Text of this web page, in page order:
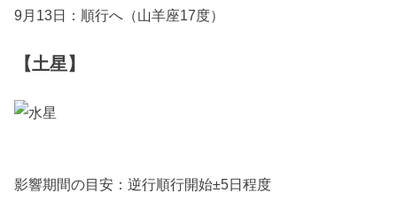
9月13日：順行へ（山羊座17度）
【土星】
影響期間の目安：逆行順行開始±5日程度